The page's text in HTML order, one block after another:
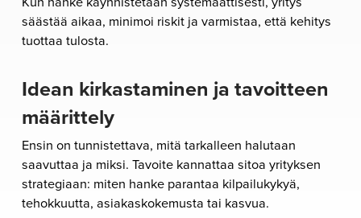
säästää aikaa, minimoi riskit ja varmistaa, että kehitys
tuottaa tulosta.
Idean kirkastaminen ja tavoitteen
määrittely
Ensin on tunnistettava, mitä tarkalleen halutaan
saavuttaa ja miksi. Tavoite kannattaa sitoa yrityksen
strategiaan: miten hanke parantaa kilpailukykyä,
tehokkuutta, asiakaskokemusta tai kasvua.